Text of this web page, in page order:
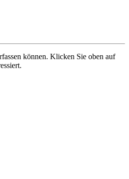
können. Klicken Sie oben auf